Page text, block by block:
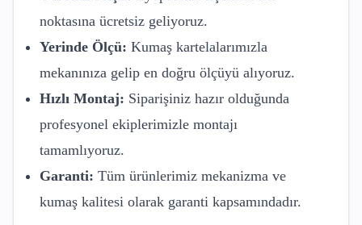
noktasına ücretsiz geliyoruz.
Yerinde Ölçü: Kumaş kartelalarımızla
mekanınıza gelip en doğru ölçüyü alıyoruz.
Hızlı Montaj: Siparişiniz hazır olduğunda
profesyonel ekiplerimizle montajı
tamamlıyoruz.
Garanti: Tüm ürünlerimiz mekanizma ve
kumaş kalitesi olarak garanti kapsamındadır.